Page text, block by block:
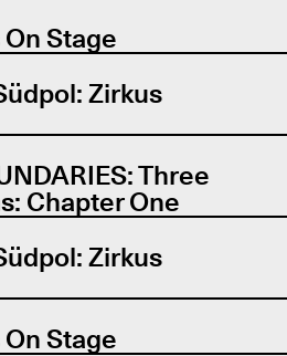
Stage
Zirkus
Three
Chapter One
Zirkus
Stage